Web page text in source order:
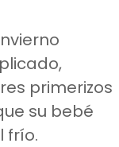
primerizos
su bebé
frío.